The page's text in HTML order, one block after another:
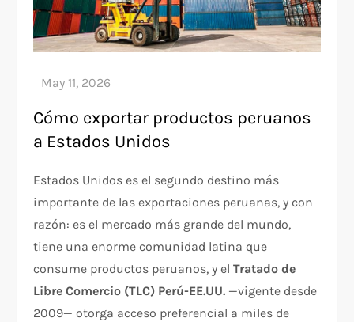
Cómo exportar productos peruanos
a Estados Unidos
Estados Unidos es el segundo destino más
importante de las exportaciones peruanas, y con
razón: es el mercado más grande del mundo,
tiene una enorme comunidad latina que
consume productos peruanos, y elTratado de
Libre Comercio (TLC) Perú-EE.UU. —vigente desde
2009— otorga acceso preferencial a miles de